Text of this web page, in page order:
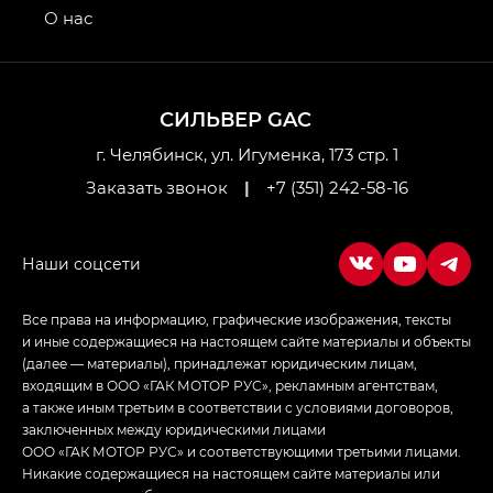
привод — GB AWD, Джи Эль Полный привод —
Джи Икс ПРЕМИУМ — GX PREMIUM, ЛАУНЖ —
LOUNGE
Empow — Эмпау (Empow) в комплектации
СИЛЬВЕР GAC
г. Челябинск, ул. Игуменка, 173 стр. 1
Заказать звонок
| +7 (351) 242-58-16
О нас
Все права на информацию, графические изображения, тексты
и иные содержащиеся на настоящем сайте материалы и объекты
(далее — материалы), принадлежат юридическим лицам,
входящим в ООО «ГАК МОТОР РУС», рекламным агентствам,
а также иным третьим в соответствии с условиями договоров,
заключенных между юридическими лицами
ООО «ГАК МОТОР РУС» и соответствующими третьими лицами.
Никакие содержащиеся на настоящем сайте материалы или